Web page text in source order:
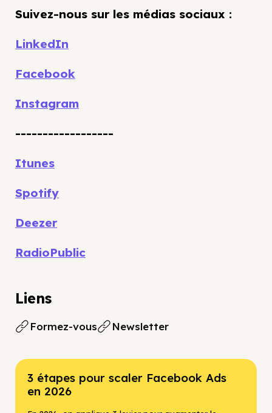
Suivez-nous sur les médias sociaux :
LinkedIn
Facebook
Instagram
------------------
Itunes
Spotify
Deezer
RadioPublic
Liens
Formez-vous Newsletter
3 étapes pour scaler Facebook Ads
en 2026